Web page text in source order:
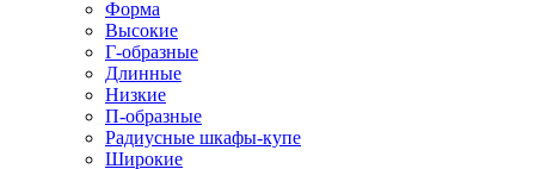
Форма
Высокие
Г-образные
Длинные
Низкие
П-образные
Радиусные шкафы-купе
Широкие